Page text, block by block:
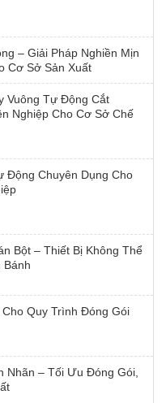
– Giải Pháp Nghiền Mịn
Cơ Sở Sản Xuất
Vuông Tự Động Cắt
Nghiệp Cho Cơ Sở Chế
Động Chuyên Dụng Cho
Bột – Thiết Bị Không Thể
Bánh
Cho Quy Trình Đóng Gói
Nhãn – Tối Ưu Đóng Gói,